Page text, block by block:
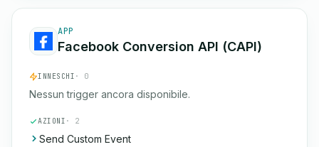
APP
Facebook Conversion API (CAPI)
INNESCHI · 0
Nessun trigger ancora disponibile.
AZIONI · 2
Send Custom Event